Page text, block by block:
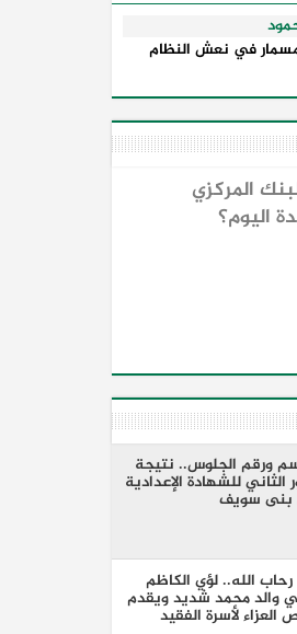
مسمار في نعش النظام
المركزي
اليوم؟
ورقم الجلوس.. نتيجة
الثاني للشهادة الإعدادية
سويف
الله.. لؤي الكاظم
والد محمد شديد ويقدم
العزاء لأسرة الفقيد